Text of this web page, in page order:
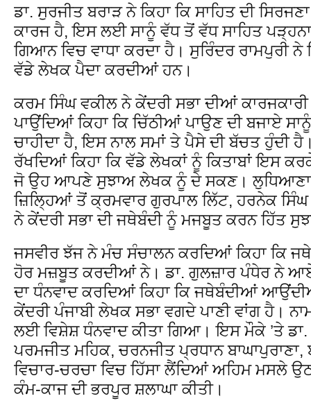
ਡਾ. ਸੁਰਜੀਤ ਬਰਾੜ ਨੇ ਕਿਹਾ ਕਿ ਸਾਹਿਤ ਦੀ
ਕਾਰਜ ਹੈ, ਇਸ ਲਈ ਸਾਨੂੰ ਵੱਧ ਤੋਂ ਵੱਧ ਸਾਹਿਤ
ਗਿਆਨ ਵਿਚ ਵਾਧਾ ਕਰਦਾ ਹੈ। ਸੁਰਿੰਦਰ ਰਾਮਪੁਰੀ ਨੇ
ਵੱਡੇ ਲੇਖਕ ਪੈਦਾ ਕਰਦੀਆਂ ਹਨ।
ਕਰਮ ਸਿੰਘ ਵਕੀਲ ਨੇ ਕੇਂਦਰੀ ਸਭਾ ਦੀਆਂ
ਪਾਉਂਦਿਆਂ ਕਿਹਾ ਕਿ ਚਿੱਠੀਆਂ ਪਾਉਣ ਦੀ ਬਜਾਏ
ਚਾਹੀਦਾ ਹੈ, ਇਸ ਨਾਲ ਸਮਾਂ ਤੇ ਪੈਸੇ ਦੀ ਬੱਚਤ ਹੁੰਦੀ
ਰੱਖਦਿਆਂ ਕਿਹਾ ਕਿ ਵੱਡੇ ਲੇਖਕਾਂ ਨੂੰ ਕਿਤਾਬਾਂ ਇਸ
ਜੋ ਉਹ ਆਪਣੇ ਸੁਝਾਅ ਲੇਖਕ ਨੂੰ ਦੇ ਸਕਣ। ਲੁਧਿਆਣਾ,
ਜ਼ਿਲ੍ਹਿਆਂ ਤੋਂ ਕ੍ਰਮਵਾਰ ਗੁਰਪਾਲ ਲਿੱਟ, ਹਰਨੇਕ ਸਿੰਘ
ਨੇ ਕੇਂਦਰੀ ਸਭਾ ਦੀ ਜਥੇਬੰਦੀ ਨੂੰ ਮਜਬੂਤ ਕਰਨ ਹਿੱਤ
ਜਸਵੀਰ ਝੱਜ ਨੇ ਮੰਚ ਸੰਚਾਲਨ ਕਰਦਿਆਂ ਕਿਹਾ ਕਿ
ਹੋਰ ਮਜ਼ਬੂਤ ਕਰਦੀਆਂ ਨੇ। ਡਾ. ਗੁਲਜ਼ਾਰ ਪੰਧੇਰ ਨੇ ਆਏ
ਦਾ ਧੰਨਵਾਦ ਕਰਦਿਆਂ ਕਿਹਾ ਕਿ ਜਥੇਬੰਦੀਆਂ
ਕੇਂਦਰੀ ਪੰਜਾਬੀ ਲੇਖਕ ਸਭਾ ਵਗਦੇ ਪਾਣੀ ਵਾਂਗ ਹੈ।
ਲਈ ਵਿਸ਼ੇਸ਼ ਧੰਨਵਾਦ ਕੀਤਾ ਗਿਆ। ਇਸ ਮੌਕੇ ’ਤੇ
ਪਰਮਜੀਤ ਮਹਿਕ, ਚਰਨਜੀਤ ਪ੍ਰਧਾਨ
ਵਿਚਾਰ-ਚਰਚਾ ਵਿਚ ਹਿੱਸਾ ਲੈਂਦਿਆਂ ਅਹਿਮ ਮਸਲੇ
ਕੰਮ-ਕਾਜ ਦੀ ਭਰਪੂਰ ਸ਼ਲਾਘਾ ਕੀਤੀ।